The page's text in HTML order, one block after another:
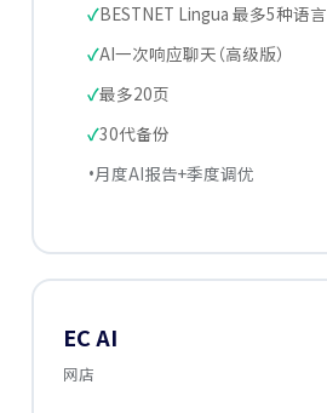
BESTNET Lingua 最多5种语言
AI一次响应聊天（高级版）
最多20页
30代备份
月度AI报告+季度调优
EC AI
网店